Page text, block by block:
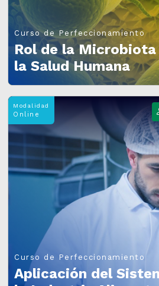
Curso de Perfeccionamiento
Rol de la
la Salud Humana
Modalidad
Online
Curso de Perfeccionamiento
Aplicación del